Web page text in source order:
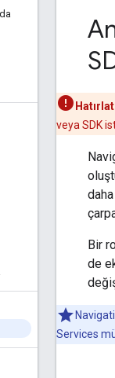
veya SDK
Bir
de
Services